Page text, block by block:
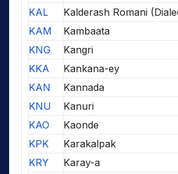
KAL
Kalderash Romani
KAM
Kambaata
KNG
Kangri
KKA
Kankana-ey
KAN
Kannada
KNU
Kanuri
KAO
Kaonde
KPK
Karakalpak
KRY
Karay-a